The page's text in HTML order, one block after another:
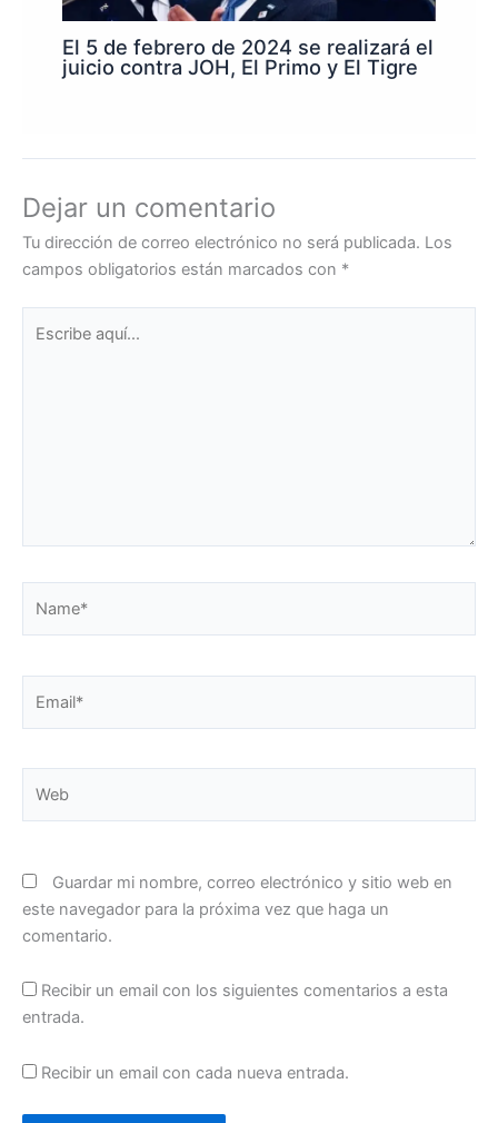
El 5 de febrero de 2024 se realizará el
juicio contra JOH, El Primo y El Tigre
Dejar un comentario
Tu dirección de correo electrónico no será publicada. Los
campos obligatorios están marcados con *
aquí...
Guardar mi nombre, correo electrónico y sitio web en
este navegador para la próxima vez que haga un
comentario.
Recibir un email con los siguientes comentarios a esta
entrada.
Recibir un email con cada nueva entrada.